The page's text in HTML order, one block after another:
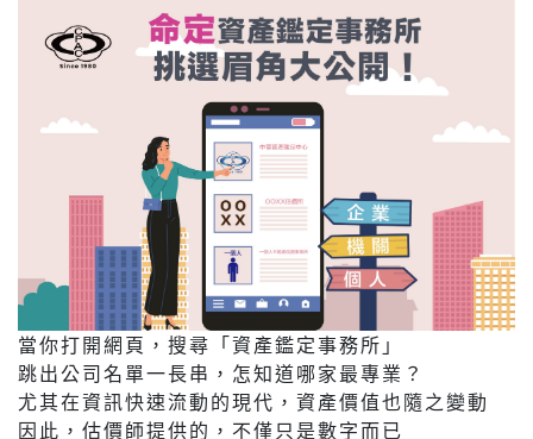
當你打開網頁，搜尋「資產鑑定事務所」
跳出公司名單一長串，怎知道哪家最專業？
尤其在資訊快速流動的現代，資產價值也隨之變動
因此，估價師提供的，不僅只是數字而已